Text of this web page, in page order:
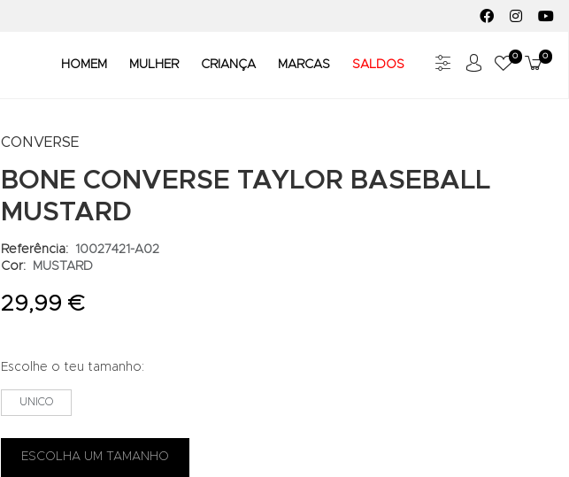
FACEBOOK
HOMEM MULHER CRIANÇA MARCAS SALDOS Meus
0 0
CONVERSE
BONE CONVERSE TAYLOR BASEBALL
MUSTARD
Referência:
10027421-A02
Cor:
MUSTARD
29,99 €
Escolhe o teu tamanho:
UNICO